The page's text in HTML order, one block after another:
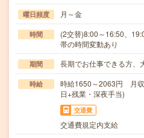
曜日頻度 月～金
時間
(2交替)8:00～16:50、
帯の時間変動あり
期間 長期でお仕事できる方、
時給
時給1650～2063円 月
日+残業・深夜手当)
交通費
交通費規定内支給